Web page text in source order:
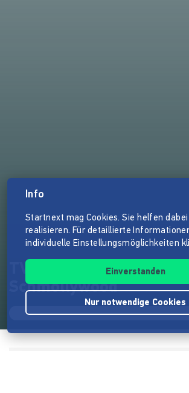
TV-Sendungspilot:
Schmollywood
Info
Startnext mag Cookies. Sie helfen dabei
realisieren. Für detaillierte
individuelle Einstellungsmöglichkeiten
Einverstanden
Nur notwendige Cookies